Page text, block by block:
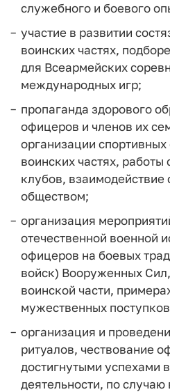
служебного и боевого
участие в развитии
воинских частях,
для Всеармейских
международных игр;
пропаганда здорового
офицеров и членов их
организации
воинских частях,
клубов, взаимодействие
обществом;
организация
отечественной военной
офицеров на боевых
войск) Вооруженных
воинской части,
мужественных
организация и
ритуалов, чествование
достигнутыми успехами
деятельности, по случаю